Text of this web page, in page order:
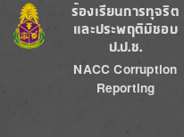
Image
ร้องเรียนการทุจริต
และประพฤติมิชอบ
ป.ป.ช.
NACC Corruption
Reporting